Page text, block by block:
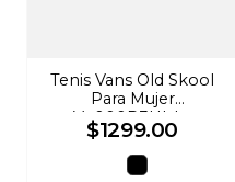
Tenis Vans Old Skool
Para Mujer
Vn000D3Hbka
$1299.00